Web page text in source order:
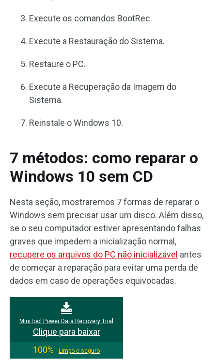
Execute os comandos BootRec.
Execute a Restauração do Sistema.
Restaure o PC.
Execute a Recuperação da Imagem do
Sistema.
Reinstale o Windows 10.
7 métodos: como reparar o
Windows 10 sem CD
Nesta seção, mostraremos 7 formas de reparar o
Windows sem precisar usar um disco. Além disso,
se o seu computador estiver apresentando falhas
graves que impedem a inicialização normal,
recupere os arquivos do PC não inicializável antes
de começar a reparação para evitar uma perda de
dados em caso de operações equivocadas.
MiniTool Power Data Recovery Trial
Clique para baixar
100%
Limpo e seguro